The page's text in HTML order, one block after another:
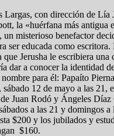
Largas, con dirección de Lía
la «huérfana más antigua
misterioso benefactor
ser educada como
que Jerusha le escribiera una
dar a conocer la identidad
para él: Papaíto
sábado 12 de mayo a las 21,
de Juan Rodó y Ángeles
a las 21 y domingos
$200 y los jubilados y
$160.